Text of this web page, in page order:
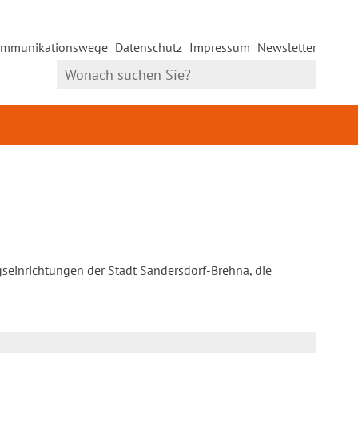
Datenschutz Impressum Newsletter
der Stadt Sandersdorf-Brehna, die